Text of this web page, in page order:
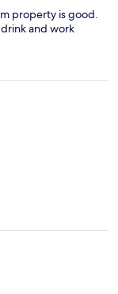
property is good.
and work